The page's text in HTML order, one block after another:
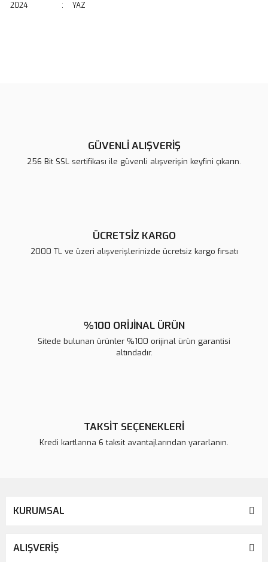
2024 : YAZ
Ürün açıklamasında eksik bilgiler bulunuyor.
GÜVENLİ ALIŞVERİŞ
256 Bit SSL sertifikası ile güvenli alışverişin keyfini çıkarın.
ÜCRETSİZ KARGO
2000 TL ve üzeri alışverişlerinizde ücretsiz kargo fırsatı
%100 ORİJİNAL ÜRÜN
Sitede bulunan ürünler %100 orijinal ürün garantisi
altındadır.
TAKSİT SEÇENEKLERİ
Kredi kartlarına 6 taksit avantajlarından yararlanın.
KURUMSAL
ALIŞVERİŞ